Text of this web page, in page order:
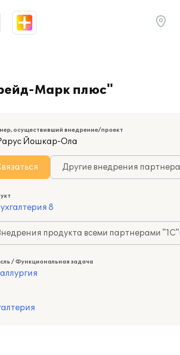
Марк плюс"
осуществивший внедрение/проект
Йошкар-Ола
Другие внедрения партнера
8
продукта всеми партнерами "1С"
/ Функциональная задача